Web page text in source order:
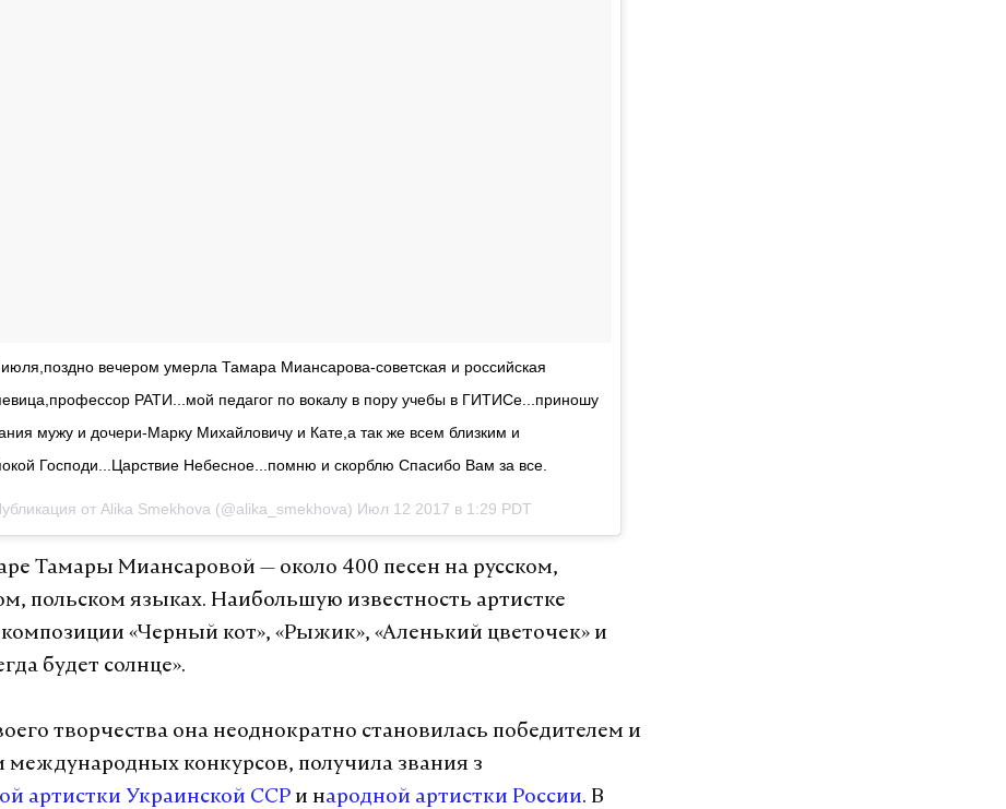
вечером умерла Тамара Миансарова-советская и российская
РАТИ...мой педагог по вокалу в пору учебы в ГИТИСе...приношу
мужу и дочери-Марку Михайловичу и Кате,а так же всем близким и
Господи...Царствие Небесное...помню и скорблю Спасибо Вам за все.
от Alika Smekhova (@alika_smekhova) Июл 12 2017 в 1:29 PDT
Тамары Миансаровой — около 400 песен на русском,
польском языках. Наибольшую известность артистке
«Черный кот», «Рыжик», «Аленький цветочек» и
будет солнце».
творчества она неоднократно становилась победителем и
международных конкурсов, получила звания з
артистки Украинской ССР и народной артистки России. В